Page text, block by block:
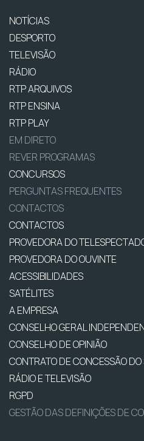
NOTÍCIAS
DESPORTO
TELEVISÃO
RÁDIO
RTP ARQUIVOS
RTP ENSINA
RTP PLAY
EM DIRETO
REVER PROGRAMAS
CONCURSOS
PERGUNTAS FREQUENTES
CONTACTOS
CONTACTOS
PROVEDORA DO
PROVEDORA DO OUVINTE
ACESSIBILIDADES
SATÉLITES
A EMPRESA
CONSELHO GERAL
CONSELHO DE OPINIÃO
CONTRATO DE CONCESSÃO
RÁDIO E TELEVISÃO
RGPD
GESTÃO DAS DEFINIÇÕES DE